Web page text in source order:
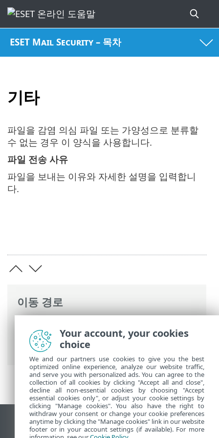
ESET Mail Security – 목차
기타
이동 경로
명령과 함께 ESET Mail Security>도구>분
석용 샘플 전송> 기타
파일을 감염 의심 파일 또는 가양성으로 분류할
수 없는 경우 이 양식을 사용합니다.
파일 전송 사유
파일을 보내는 이유와 자세한 설명을 입력합니
다.
데스크톱 사이트 보기
Your account, your cookies
choice
We and our partners use cookies to give you the best
optimized online experience, analyze our website traffic,
and serve you with personalized ads. You can agree to the
collection of all cookies by clicking "Accept all and close",
decline all non-essential cookies by choosing "Accept
essential cookies only", or adjust your cookie settings by
clicking "Manage cookies". You also have the right to
withdraw your consent or change your cookie preferences
anytime by clicking the "Manage cookies" link in our website
footer or in your account settings (if available). For more